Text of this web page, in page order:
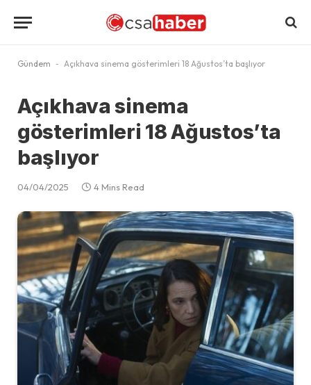
Gündem - Açıkhava sinema gösterimleri 18 Ağustos’ta başlıyor
Açıkhava sinema
gösterimleri 18 Ağustos’ta
başlıyor
04/04/2025 4 Mins Read